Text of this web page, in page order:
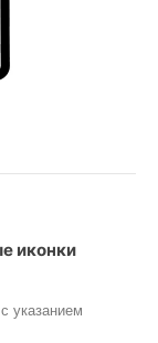
иконки
указанием